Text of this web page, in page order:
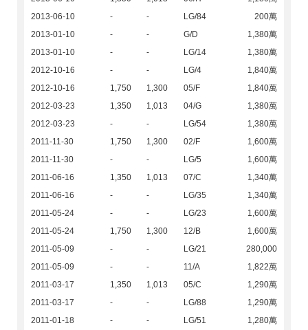
2013-06-10
- - LG/84
200萬
2013-01-10
- - G/D
1,380萬
2013-01-10
- - LG/14
1,380萬
2012-10-16
- - LG/4
1,840萬
2012-10-16
1,750 1,300 05/F
1,840萬
2012-03-23
1,350 1,013 04/G
1,380萬
2012-03-23
- - LG/54
1,380萬
2011-11-30
1,750 1,300 02/F
1,600萬
2011-11-30
- - LG/5
1,600萬
2011-06-16
1,350 1,013 07/C
1,340萬
2011-06-16
- - LG/35
1,340萬
2011-05-24
- - LG/23
1,600萬
2011-05-24
1,750 1,300 12/B
1,600萬
2011-05-09
- - LG/21
280,000
2011-05-09
- - 11/A
1,822萬
2011-03-17
1,350 1,013 05/C
1,290萬
2011-03-17
- - LG/88
1,290萬
2011-01-18
- - LG/51
1,280萬